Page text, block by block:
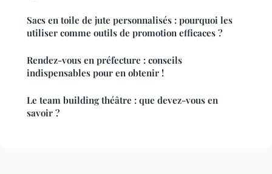
Sacs en toile de jute personnalisés : pourquoi les
utiliser comme outils de promotion efficaces ?
Rendez-vous en préfecture : conseils
indispensables pour en obtenir !
Le team building théâtre : que devez-vous en
savoir ?